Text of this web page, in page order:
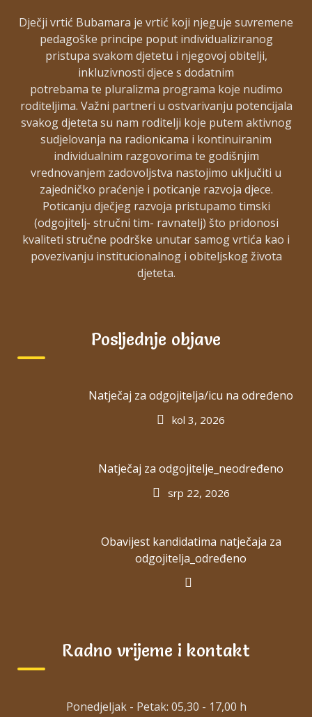
Dječji vrtić Bubamara je vrtić koji njeguje suvremene
pedagoške principe poput individualiziranog
pristupa svakom djetetu i njegovoj obitelji,
inkluzivnosti djece s dodatnim
potrebama te pluralizma programa koje nudimo
roditeljima. Važni partneri u ostvarivanju potencijala
svakog djeteta su nam roditelji koje putem aktivnog
sudjelovanja na radionicama i kontinuiranim
individualnim razgovorima te godišnjim
vrednovanjem zadovoljstva nastojimo uključiti u
zajedničko praćenje i poticanje razvoja djece.
Poticanju dječjeg razvoja pristupamo timski
(odgojitelj- stručni tim- ravnatelj) što pridonosi
kvaliteti stručne podrške unutar samog vrtića kao i
povezivanju institucionalnog i obiteljskog života
djeteta.
Posljednje objave
Natječaj za odgojitelja/icu na određeno
kol 3, 2026
Natječaj za odgojitelje_neodređeno
srp 22, 2026
Obavijest kandidatima natječaja za
odgojitelja_određeno
Radno vrijeme i kontakt
Ponedjeljak - Petak: 05,30 - 17,00 h